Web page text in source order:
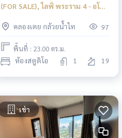
(FOR SALE), ไลฟ์ พระราม 4 - อโศก
/ ห้องสตูดิโอ (ขาย) NES015
คลองเตย กล้วยน้ำไท
97
พื้นที่ : 23.00 ตร.ม.
ห้องสตูดิโอ 1 19
เช่า